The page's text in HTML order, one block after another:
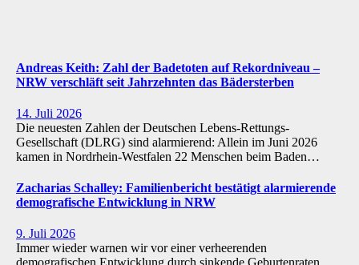
Andreas Keith: Zahl der Badetoten auf Rekordniveau –
NRW verschläft seit Jahrzehnten das Bädersterben
14. Juli 2026
Die neuesten Zahlen der Deutschen Lebens-Rettungs-
Gesellschaft (DLRG) sind alarmierend: Allein im Juni 2026
kamen in Nordrhein-Westfalen 22 Menschen beim Baden…
Zacharias Schalley: Familienbericht bestätigt alarmierende
demografische Entwicklung in NRW
9. Juli 2026
Immer wieder warnen wir vor einer verheerenden